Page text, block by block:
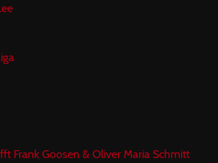
Frank Goosen & Oliver Maria Schmitt